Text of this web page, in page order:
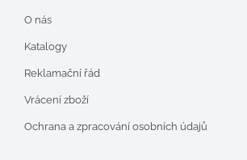
O nás
Katalogy
Reklamační řád
Vrácení zboží
Ochrana a zpracování osobních údajů